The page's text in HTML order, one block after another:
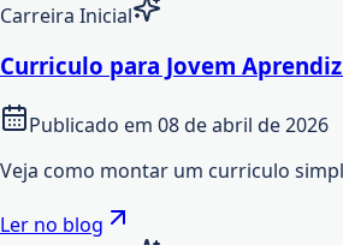
Carreira Inicial
Curriculo para Jovem
Publicado em 08 de abril de 2026
Veja como montar um curriculo
Ler no blog